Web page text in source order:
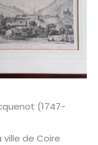
(1747-
ville de Coire